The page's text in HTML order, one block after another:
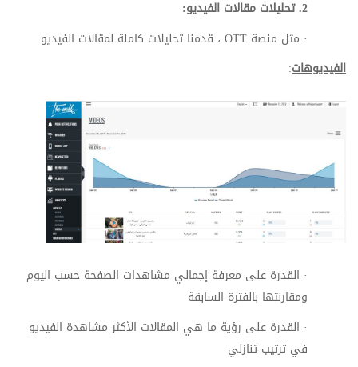
2. تحليلات مقالات الفيديو:
· مثل منصة OTT ، قدمنا تحليلات كاملة لمقالات الفيديو
الفيديوهات:
· القدرة على معرفة إجمالي مشاهدات الصفحة حسب اليوم
ومقارنتها بالفترة السابقة
· القدرة على رؤية ما هي المقالات الأكثر مشاهدة الفيديو
في ترتيب تنازلي